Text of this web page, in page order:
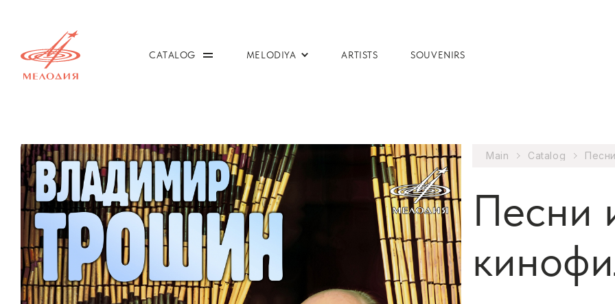
CATALOG MELODIYA ARTISTS SOUVENIRS
Main Catalog
Песни